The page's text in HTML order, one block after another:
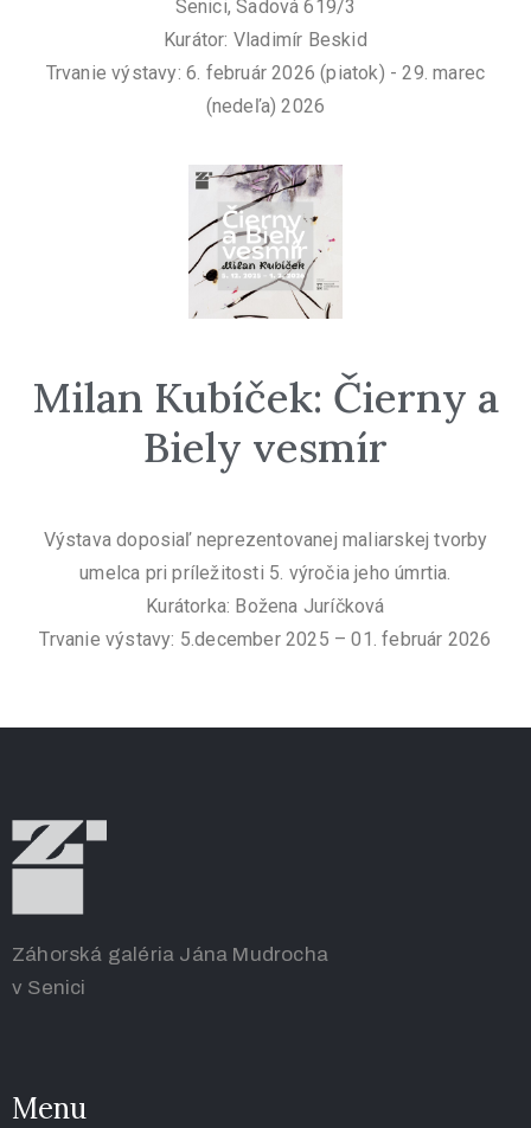
Senici, Sadová 619/3
Kurátor: Vladimír Beskid
Trvanie výstavy: 6. február 2026 (piatok) - 29. marec
(nedeľa) 2026
Milan Kubíček: Čierny a
Biely vesmír
Výstava doposiaľ neprezentovanej maliarskej tvorby
umelca pri príležitosti 5. výročia jeho úmrtia.
Kurátorka: Božena Juríčková
Trvanie výstavy: 5.december 2025 – 01. február 2026
Záhorská galéria Jána Mudrocha
v Senici
Menu